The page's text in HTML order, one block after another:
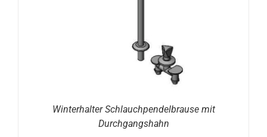
Winterhalter Schlauchpendelbrause mit
Durchgangshahn